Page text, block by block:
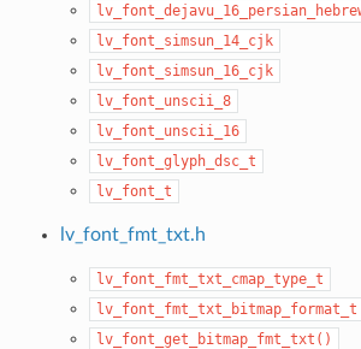
lv_font_simsun_14_cjk
lv_font_simsun_16_cjk
lv_font_unscii_8
lv_font_unscii_16
lv_font_glyph_dsc_t
lv_font_t
lv_font_fmt_txt.h
lv_font_fmt_txt_cmap_type_t
lv_font_fmt_txt_bitmap_format_t
lv_font_get_bitmap_fmt_txt()